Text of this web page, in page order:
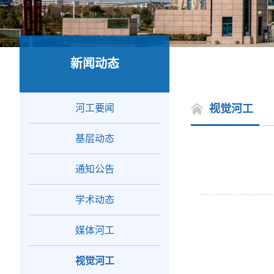
新闻动态
河工要闻
基层动态
通知公告
学术动态
媒体河工
视觉河工
视觉河工